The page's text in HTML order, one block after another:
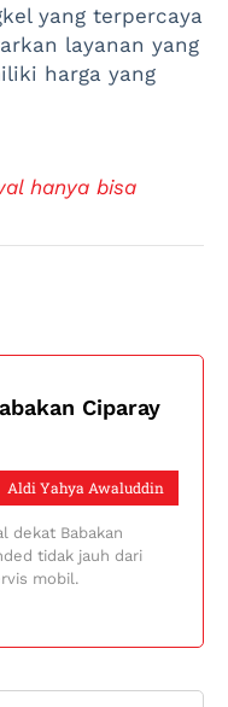
yang terpercaya
layanan yang
harga yang
hanya bisa
Ciparay
Aldi Yahya Awaluddin
dekat Babakan
tidak jauh dari
mobil.